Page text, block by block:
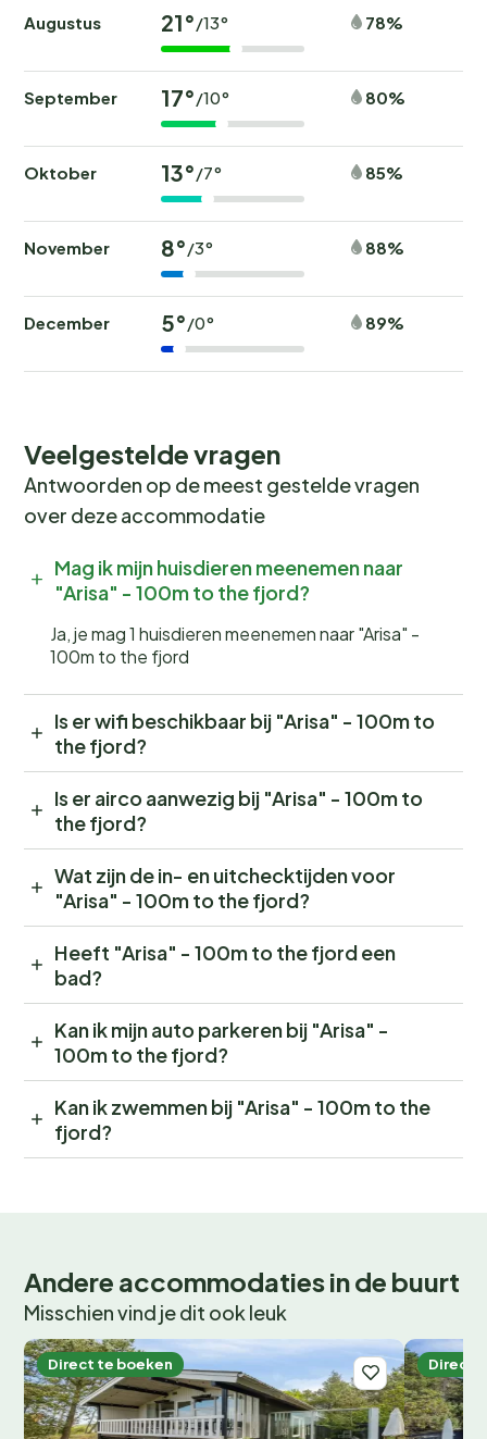
Augustus 21°/13° 78%
September 17°/10° 80%
Oktober 13°/7° 85%
November 8°/3° 88%
December 5°/0° 89%
Veelgestelde vragen
Antwoorden op de meest gestelde vragen
over deze accommodatie
Mag ik mijn huisdieren meenemen naar
"Arisa" - 100m to the fjord?
Ja, je mag 1 huisdieren meenemen naar "Arisa" -
100m to the fjord
Is er wifi beschikbaar bij "Arisa" - 100m to
the fjord?
Is er airco aanwezig bij "Arisa" - 100m to
the fjord?
Wat zijn de in- en uitchecktijden voor
"Arisa" - 100m to the fjord?
Heeft "Arisa" - 100m to the fjord een
bad?
Kan ik mijn auto parkeren bij "Arisa" -
100m to the fjord?
Kan ik zwemmen bij "Arisa" - 100m to the
fjord?
Andere accommodaties in de buurt
Misschien vind je dit ook leuk
Direct te boeken Direct